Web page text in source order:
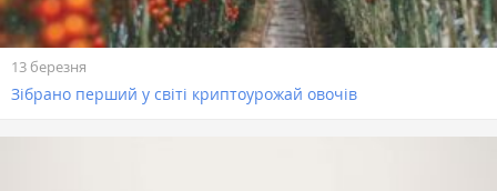
13 березня
Зібрано перший у світі криптоурожай овочів